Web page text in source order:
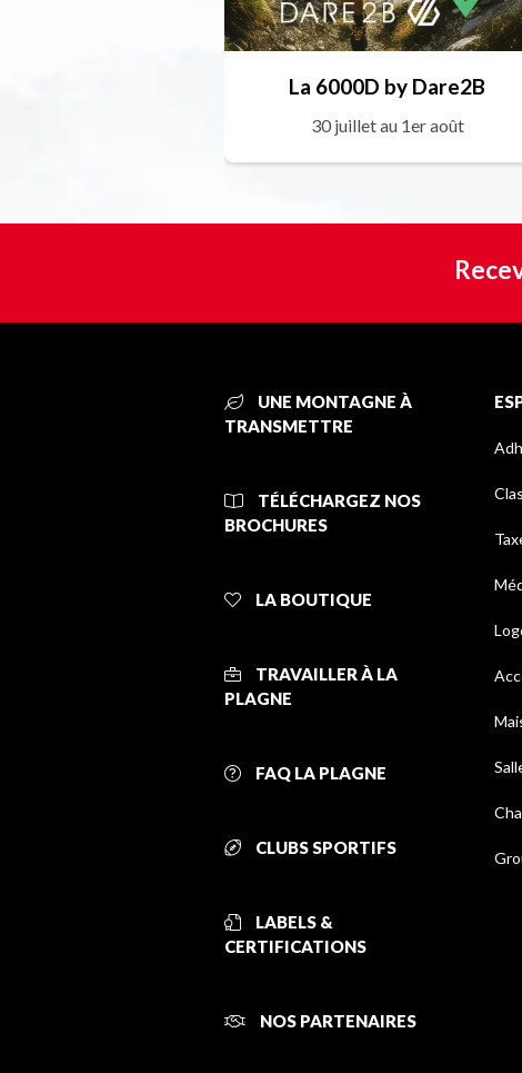
La 6000D by Dare2B
30 juillet au 1er août
UNE MONTAGNE À
TRANSMETTRE
TÉLÉCHARGEZ NOS
BROCHURES
LA BOUTIQUE
TRAVAILLER À LA
PLAGNE
FAQ LA PLAGNE
CLUBS SPORTIFS
LABELS &
CERTIFICATIONS
NOS PARTENAIRES